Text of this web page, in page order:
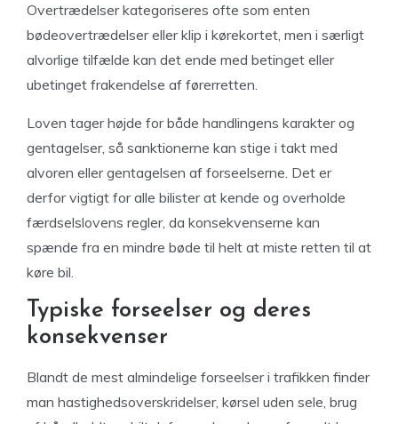
Overtrædelser kategoriseres ofte som enten
bødeovertrædelser eller klip i kørekortet, men i særligt
alvorlige tilfælde kan det ende med betinget eller
ubetinget frakendelse af førerretten.
Loven tager højde for både handlingens karakter og
gentagelser, så sanktionerne kan stige i takt med
alvoren eller gentagelsen af forseelserne. Det er
derfor vigtigt for alle bilister at kende og overholde
færdselslovens regler, da konsekvenserne kan
spænde fra en mindre bøde til helt at miste retten til at
køre bil.
Typiske forseelser og deres
konsekvenser
Blandt de mest almindelige forseelser i trafikken finder
man hastighedsoverskridelser, kørsel uden sele, brug